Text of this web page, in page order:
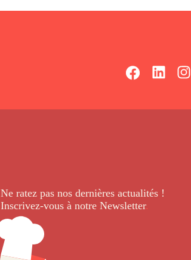
Ne ratez pas nos dernièresactualités !
Inscrivez-vous à notre Newsletter.